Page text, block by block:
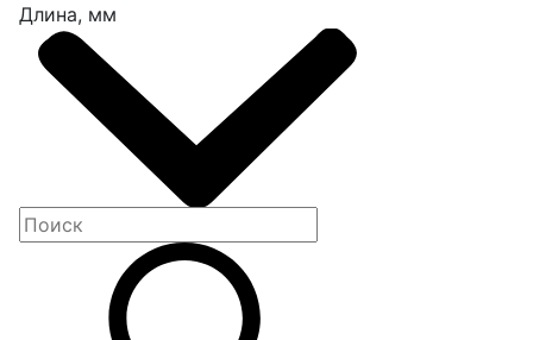
Длина, мм